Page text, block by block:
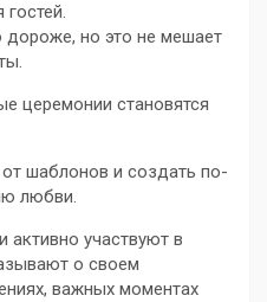
дороже, но это не мешает
церемонии становятся
шаблонов и создать по-
любви.
участвуют в
о своем
важных моментах